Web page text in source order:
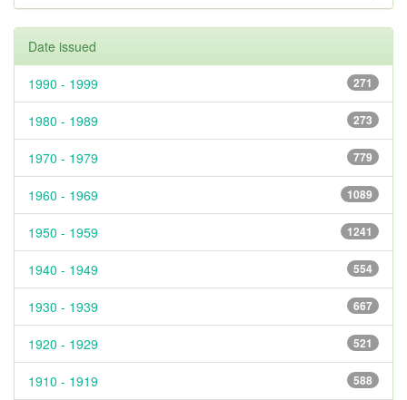
Date issued
271
1990 - 1999
273
1980 - 1989
779
1970 - 1979
1089
1960 - 1969
1241
1950 - 1959
554
1940 - 1949
667
1930 - 1939
521
1920 - 1929
588
1910 - 1919